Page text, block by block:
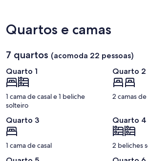
Quartos e camas
7 quartos (acomoda 22 pessoas)
Quarto 1
1 cama de casal e 1 beliche
solteiro
Quarto 2
2 camas
Quarto 3
1 cama de casal
Quarto 4
2 beliches